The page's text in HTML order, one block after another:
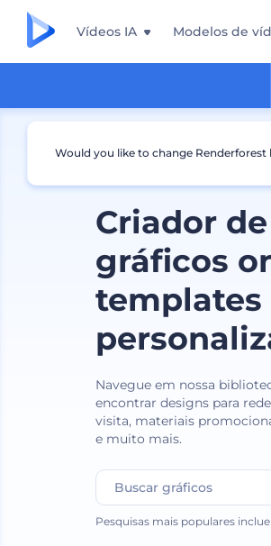
Vídeos IA Modelos de
Criador
gráficos
templates
Navegue em nossa
encontrar designs para
visita, materiais
e muito mais.
Pesquisas mais populares
Would you like to change Renderforest